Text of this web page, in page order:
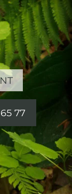
77